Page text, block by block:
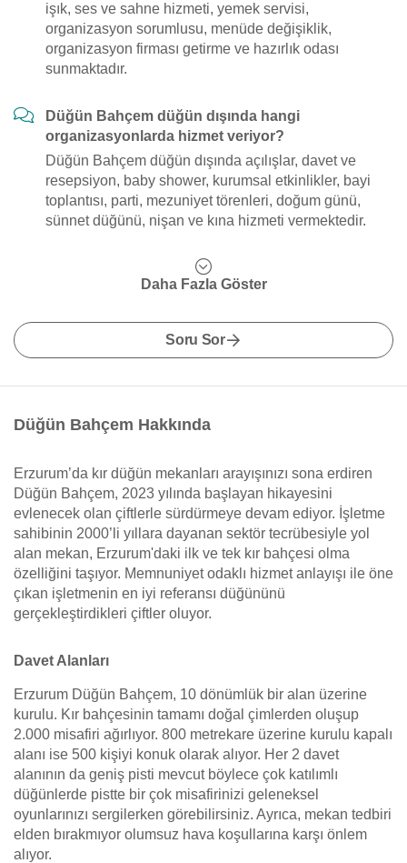
işık, ses ve sahne hizmeti, yemek servisi,
organizasyon sorumlusu, menüde değişiklik,
organizasyon firması getirme ve hazırlık odası
sunmaktadır.
Düğün Bahçem düğün dışında hangi
organizasyonlarda hizmet veriyor?
Düğün Bahçem düğün dışında açılışlar, davet ve
resepsiyon, baby shower, kurumsal etkinlikler, bayi
toplantısı, parti, mezuniyet törenleri, doğum günü,
sünnet düğünü, nişan ve kına hizmeti vermektedir.
Daha Fazla Göster
Soru Sor
Düğün Bahçem Hakkında
Erzurum’da kır düğün mekanları arayışınızı sona erdiren
Düğün Bahçem, 2023 yılında başlayan hikayesini
evlenecek olan çiftlerle sürdürmeye devam ediyor. İşletme
sahibinin 2000’li yıllara dayanan sektör tecrübesiyle yol
alan mekan, Erzurum'daki ilk ve tek kır bahçesi olma
özelliğini taşıyor. Memnuniyet odaklı hizmet anlayışı ile öne
çıkan işletmenin en iyi referansı düğününü
gerçekleştirdikleri çiftler oluyor.
Davet Alanları
Erzurum Düğün Bahçem, 10 dönümlük bir alan üzerine
kurulu. Kır bahçesinin tamamı doğal çimlerden oluşup
2.000 misafiri ağırlıyor. 800 metrekare üzerine kurulu kapalı
alanı ise 500 kişiyi konuk olarak alıyor. Her 2 davet
alanının da geniş pisti mevcut böylece çok katılımlı
düğünlerde pistte bir çok misafirinizi geleneksel
oyunlarınızı sergilerken görebilirsiniz. Ayrıca, mekan tedbiri
elden bırakmıyor olumsuz hava koşullarına karşı önlem
alıyor.